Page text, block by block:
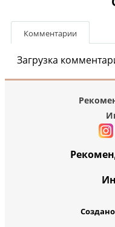
Комментарии
Загрузка